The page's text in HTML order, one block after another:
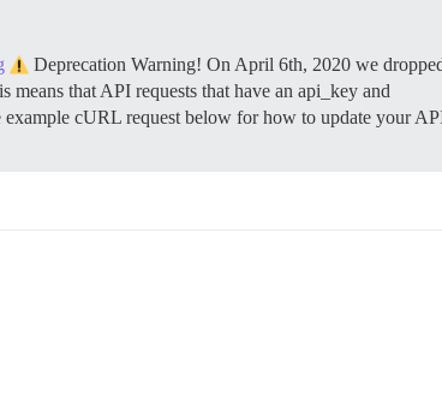
Deprecation Warning! On April 6th, 2020 we
that API requests that have an api_key and
cURL request below for how to update your